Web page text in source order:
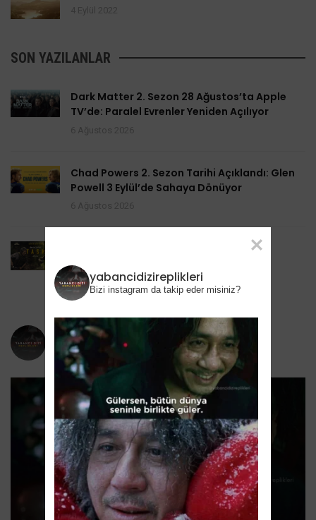
SON YAZILANLAR
Dark Matter 2. Sezon 28 Ağustos’ta Apple
TV’de: Paralel Evrenler Yeniden Açılıyor
Chad Powers 2. Sezon Tarihi Açıklandı: Glen
Powell 3 Eylül’de Sahaya Dönüyor
Task 2. Sezona Yenilendi: Mark Ruffalo
HBO’nun Suç Dramanına Geri Dönüyor
6 Ağustos 2026
yabancidizireplikleri
Bizi instagram da takip eder misiniz?
yabancidizireplikleri
Bizi instagram da takip eder misiniz?